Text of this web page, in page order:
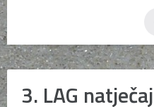
3. LAG